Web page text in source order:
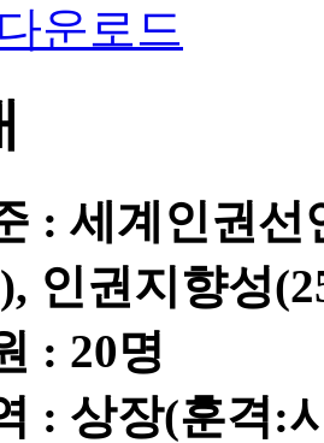
운로드
: 세계인권선
인권지향성
: 20명
: 상장(훈격: